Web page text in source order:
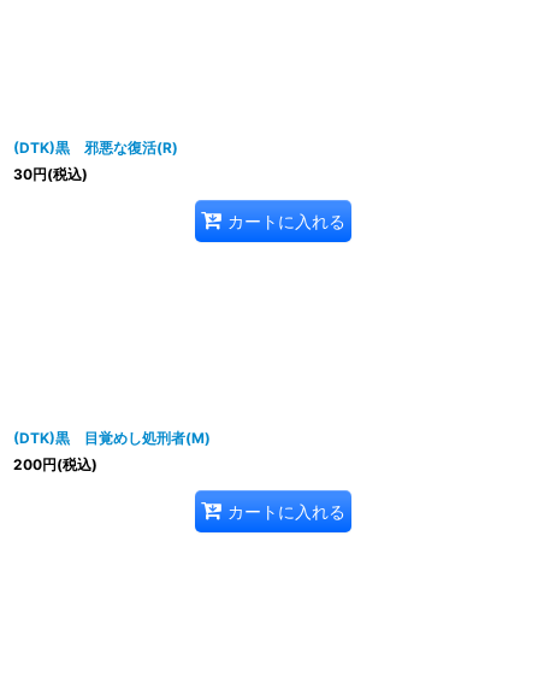
(DTK)黒 邪悪な復活(R)
30円(税込)
カートに入れる
(DTK)黒 目覚めし処刑者(M)
200円(税込)
カートに入れる